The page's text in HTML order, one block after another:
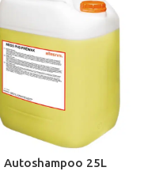
Autoshampoo 25L